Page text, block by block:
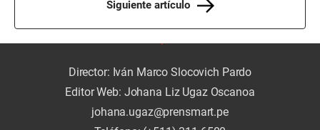
Siguiente artículo
Director: Iván Marco Slocovich Pardo
Editor Web: Johana Liz Ugaz Oscanoa
johana.ugaz@prensmart.pe